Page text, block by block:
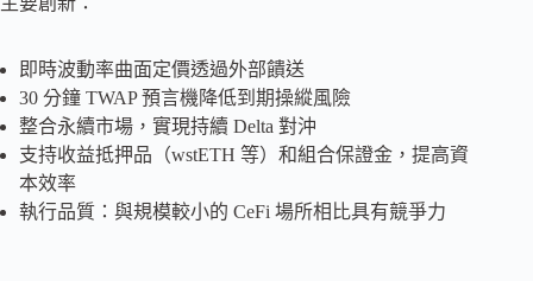
即時波動率曲面定價透過外部饋送
30 分鐘 TWAP 預言機降低到期操縱風險
整合永續市場，實現持續 Delta 對沖
支持收益抵押品（wstETH 等）和組合保證金，提高資
本效率
執行品質：與規模較小的 CeFi 場所相比具有競爭力